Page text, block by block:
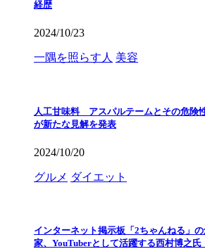
経歴
2024/10/23
一隅を照らす人 美容
人工甘味料 アスパルテームとその危険
が新たな見解を発表
2024/10/20
グルメ ダイエット
インターネット掲示板「2ちゃんねる」
家、YouTuberとして活躍する西村博之氏